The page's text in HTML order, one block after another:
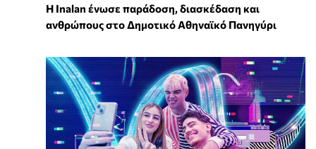
Η Inalan ένωσε παράδοση, διασκέδαση και
ανθρώπους στο Δημοτικό Αθηναϊκό Πανηγύρι